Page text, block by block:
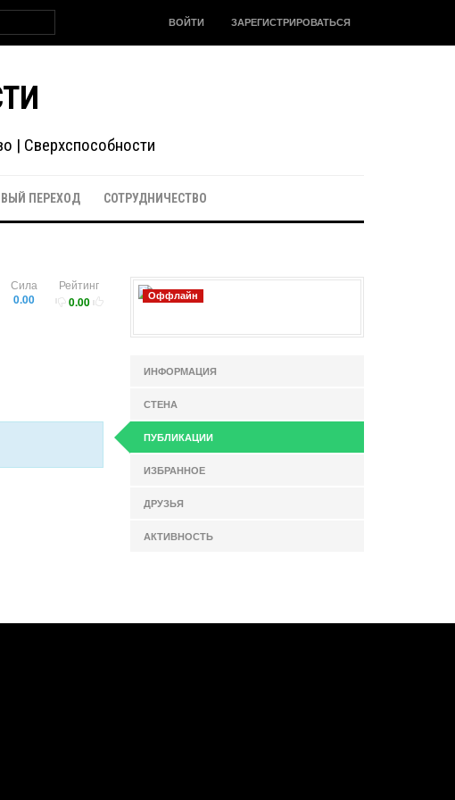
ВОЙТИ ЗАРЕГИСТРИРОВАТЬСЯ
| Сверхспособности
ПЕРЕХОД СОТРУДНИЧЕСТВО
Рейтинг
0.00
Сила
0.00
Оффлайн
ИНФОРМАЦИЯ
СТЕНА
ПУБЛИКАЦИИ
ИЗБРАННОЕ
ДРУЗЬЯ
АКТИВНОСТЬ